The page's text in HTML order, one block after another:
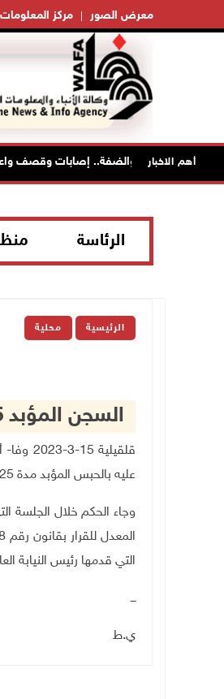
مركز معرض الصور
أهم الاخبار
عدوانه على غزة والضفة.. إصابات وقصف
الرئاسة
الرئيسية محلية
السجن المؤبد 25 عاما وغرامة 25 ألف دينار لمدان بالاتجار بالمخدرات
عليه بالحبس المؤبد مدة 25 عاما وغرامة مالية بلغت 25 ألف دينار أردني ومصادرة المضبوطات وإتلافها
التي قدمها رئيس النيابة
ـــ
ي.ط